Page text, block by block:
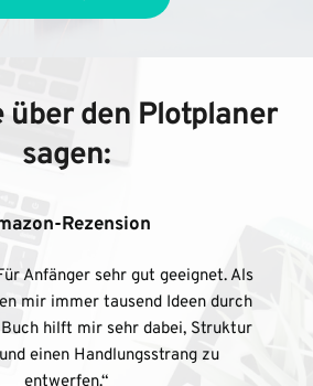
über den Plotplaner
sagen:
Rezension
Anfänger sehr gut geeignet. Als
mir immer tausend Ideen durch
Buch hilft mir sehr dabei, Struktur
einen Handlungsstrang zu